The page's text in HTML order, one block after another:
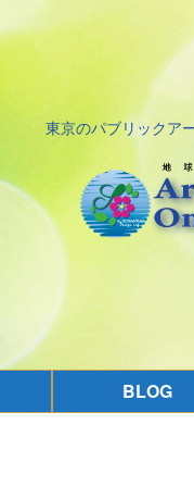
東京のパブリックア
BLOG